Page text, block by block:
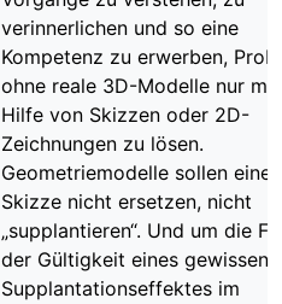
verinnerlichen und so eine
Kompetenz zu erwerben,
ohne reale 3D-Modelle nur mit
Hilfe von Skizzen oder 2D-
Zeichnungen zu lösen.
Geometriemodelle sollen eine
Skizze nicht ersetzen, nicht
„supplantieren“. Und um die
der Gültigkeit eines gewissen
Supplantationseffektes im